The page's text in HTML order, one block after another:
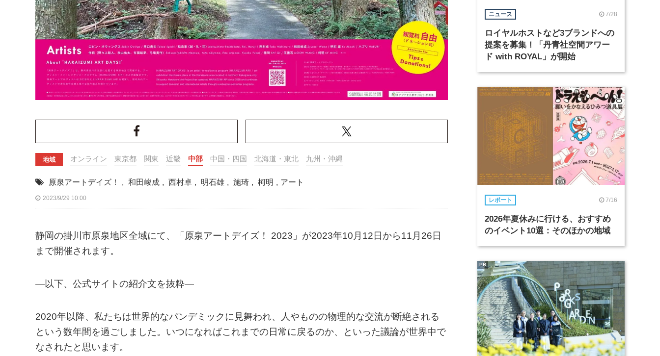
地域 オンライン 東京都 関東 近畿 中部 中国・四国 北海道・東北 九州・沖縄
原泉アートデイズ！ , 和田峻成 , 西村卓 , 明石雄 , 施琦 , 柯明 , アート
2023/9/29 10:00
静岡の掛川市原泉地区全域にて、「原泉アートデイズ！ 2023」が2023年10月12日から11月26日
まで開催されます。
—以下、公式サイトの紹介文を抜粋—
2020年以降、私たちは世界的なパンデミックに見舞われ、人やものの物理的な交流が断絶される
という数年間を過ごしました。いつになればこれまでの日常に戻るのか、といった議論が世界中で
なされたと思います。
ニュース 7/28
ロイヤルホストなど3ブランドへの
提案を募集！「丹青社空間アワー
ド with ROYAL」が開始
レポート 7/16
2026年夏休みに行ける、おすすめ
のイベント10選：そのほかの地域
PR